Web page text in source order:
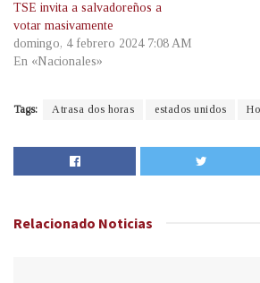
TSE invita a salvadoreños a
votar masivamente
domingo, 4 febrero 2024 7:08 AM
En «Nacionales»
Tags: Atrasa dos horas estados unidos
Relacionado Noticias